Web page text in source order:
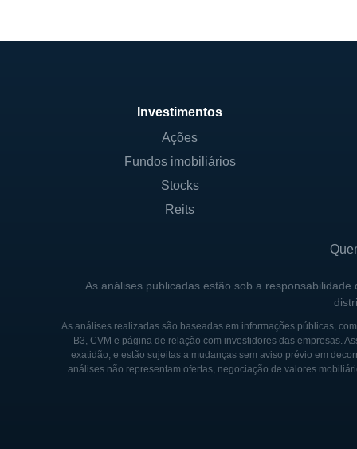
fornecimento e
para aplicações industriais.
tecnologias inovadoras
CONTROLADORES E
A Eaton Corporation é uma
possui uma ampla base de
com vários investidores
majoritário. Isso
Isso inclui a aquisição de
permitindo que a Eaton
participações significativas
HISTÓRIA DA EATON
componentes para
Investimentos
Ações
Fundos imobiliários
Stocks
Reits
As análises publicadas estão sob a
As análises realizadas são baseadas em informações públicas,
B3, CVM e página de relação com investidores das empresas.
exatidão, e estão sujeitas a mudanças sem aviso prévio em
análises não representam ofertas, negociação de valores